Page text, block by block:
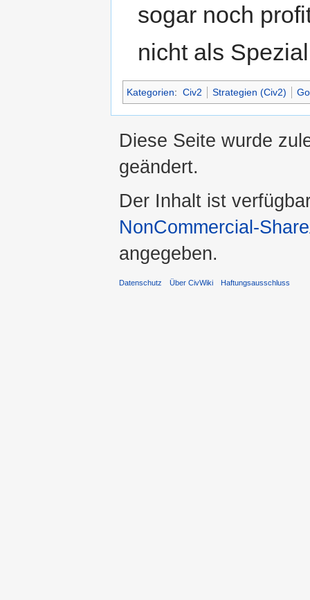
sogar noch
nicht als
Kategorien: Civ2 Strategien (Civ2)
Diese Seite wurde
geändert.
Der Inhalt ist
NonCommercial-
angegeben.
Datenschutz Über CivWiki Haftungsausschluss